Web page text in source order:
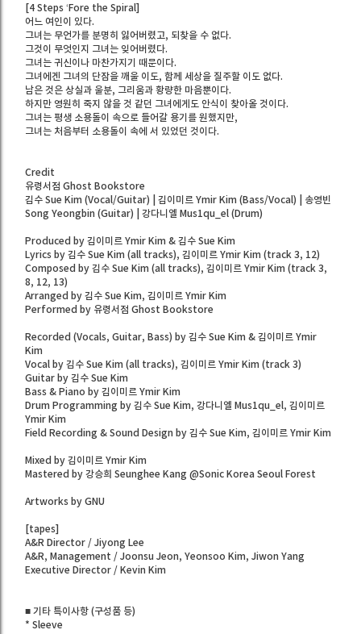
[4 Steps ‘Fore the Spiral]
어느 여인이 있다.
그녀는 무언가를 분명히 잃어버렸고, 되찾을 수 없다.
그것이 무엇인지 그녀는 잊어버렸다.
그녀는 귀신이나 마찬가지기 때문이다.
그녀에겐 그녀의 단잠을 깨울 이도, 함께 세상을 질주할 이도 없다.
남은 것은 상실과 울분, 그리움과 황량한 마음뿐이다.
하지만 영원히 죽지 않을 것 같던 그녀에게도 안식이 찾아올 것이다.
그녀는 평생 소용돌이 속으로 들어갈 용기를 원했지만,
그녀는 처음부터 소용돌이 속에 서 있었던 것이다.
Credit
유령서점 Ghost Bookstore
김수 Sue Kim (Vocal/Guitar) | 김이미르 Ymir Kim (Bass/Vocal) | 송영빈
Song Yeongbin (Guitar) | 강다니엘 Mus1qu_el (Drum)
Produced by 김이미르 Ymir Kim & 김수 Sue Kim
Lyrics by 김수 Sue Kim (all tracks), 김이미르 Ymir Kim (track 3, 12)
Composed by 김수 Sue Kim (all tracks), 김이미르 Ymir Kim (track 3,
8, 12, 13)
Arranged by 김수 Sue Kim, 김이미르 Ymir Kim
Performed by 유령서점 Ghost Bookstore
Recorded (Vocals, Guitar, Bass) by 김수 Sue Kim & 김이미르 Ymir
Kim
Vocal by 김수 Sue Kim (all tracks), 김이미르 Ymir Kim (track 3)
Guitar by 김수 Sue Kim
Bass & Piano by 김이미르 Ymir Kim
Drum Programming by 김수 Sue Kim, 강다니엘 Mus1qu_el, 김이미르
Ymir Kim
Field Recording & Sound Design by 김수 Sue Kim, 김이미르 Ymir Kim
Mixed by 김이미르 Ymir Kim
Mastered by 강승희 Seunghee Kang @Sonic Korea Seoul Forest
Artworks by GNU
[tapes]
A&R Director / Jiyong Lee
A&R, Management / Joonsu Jeon, Yeonsoo Kim, Jiwon Yang
Executive Director / Kevin Kim
■ 기타 특이사항 (구성품 등)
* Sleeve